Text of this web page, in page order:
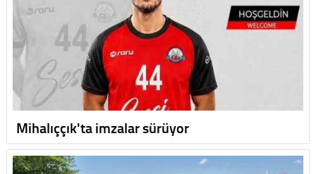
Mihalıççık'ta imzalar sürüyor